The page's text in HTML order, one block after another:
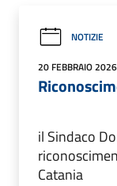
NOTIZIE
20 FEBBRAIO 2026
il Sindaco
Catania